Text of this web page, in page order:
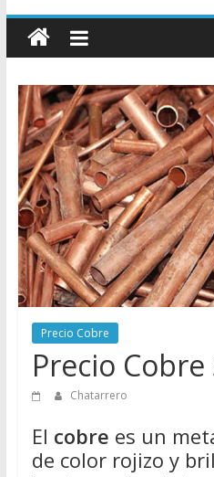
–
Precio
de
Chatarra
Directorio
de
Chatarreros
para
vender
Chatarra
Precio Cobre
Precio Cobre
Chatarrero
El cobre es un
de color rojizo y